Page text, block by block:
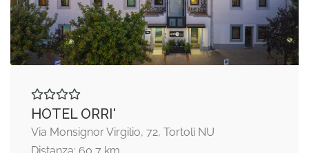
HOTEL ORRI'
Via Monsignor Virgilio, 72, Tortolì NU